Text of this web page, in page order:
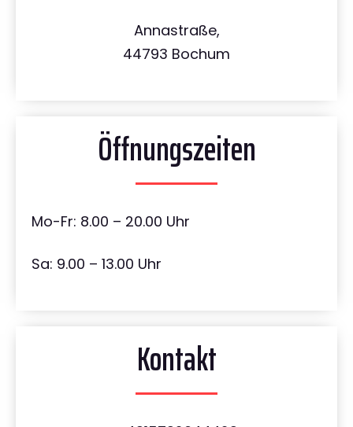
Annastraße,
44793 Bochum
Öffnungszeiten
Mo-Fr: 8.00 – 20.00 Uhr
Sa: 9.00 – 13.00 Uhr
Kontakt